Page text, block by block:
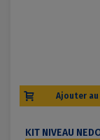
Ajouter
KIT NIVEAU